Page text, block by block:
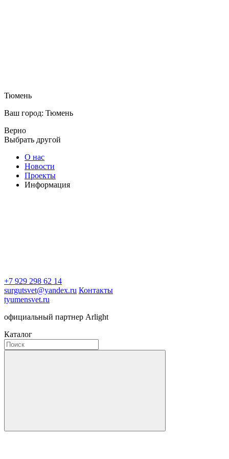
Тюмень
Ваш город: Тюмень
Верно
Выбрать другой
О нас
Новости
Проекты
Информация
+7 929 298 62 14
surgutsvet@yandex.ru Контакты
tyumensvet.ru
официальный партнер Arlight
Каталог